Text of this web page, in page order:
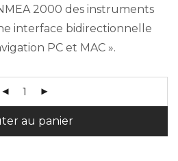
2000 des instruments
interface bidirectionnelle
PC et MAC ».
au panier